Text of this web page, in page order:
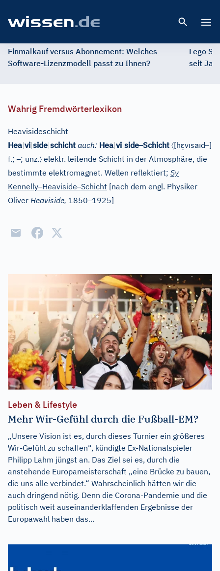
Einmalkauf versus Abonnement: Welches
Software-Lizenzmodell passt zu Ihnen?
Lego
seit
Wahrig Fremdwörterlexikon
Heavisideschicht
Hea|vi|side|schicht auch: Hea|vi|side–Schicht 〈[hɛ̣vısaıd–]
f.;–; unz.〉 elektr. leitende Schicht in der Atmosphäre, die
bestimmte elektromagnet. Wellen reflektiert; Sy
Kennelly–Heaviside–Schicht [nach dem engl. Physiker
Oliver Heaviside, 1850–1925]
Leben & Lifestyle
Mehr Wir-Gefühl durch die Fußball-EM?
„Unsere Vision ist es, durch dieses Turnier ein größeres
Wir-Gefühl zu schaffen“, kündigte Ex-Nationalspieler
Philipp Lahm jüngst an. Das Ziel sei es, durch die
anstehende Europameisterschaft „eine Brücke zu bauen,
die uns alle verbindet.“ Wahrscheinlich hätten wir die
auch dringend nötig. Denn die Corona-Pandemie und die
politisch weit auseinanderklaffenden Ergebnisse der
Europawahl haben das...